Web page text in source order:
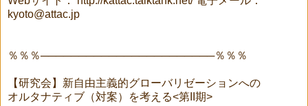
kyoto@attac.jp
％％％───────────────────────％％％
【研究会】新自由主義的グローバリゼーションへの
オルタナティブ（対案）を考える<第II期>